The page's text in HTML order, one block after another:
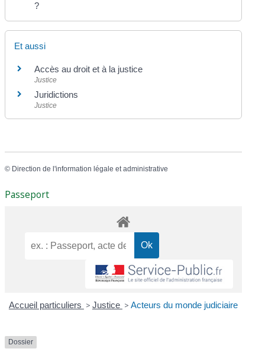
?
Et aussi
Accès au droit et à la justice
Justice
Juridictions
Justice
© Direction de l'information légale et administrative
Passeport
Accueil particuliers > Justice > Acteurs du monde judiciaire
Dossier